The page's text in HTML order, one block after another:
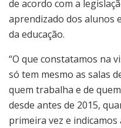
de acordo com a
aprendizado dos alunos
da educação.
“O que constatamos na
só tem mesmo as salas
quem trabalha e de
desde antes de 2015,
primeira vez e